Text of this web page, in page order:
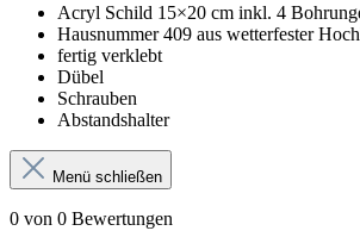
Acryl Schild 15×20 cm inkl. 4
Hausnummer 409 aus wetterfester
fertig verklebt
Dübel
Schrauben
Abstandshalter
Menü schließen
0 von 0 Bewertungen